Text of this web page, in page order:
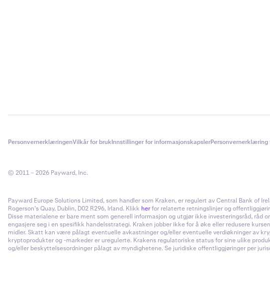
PersonvernerklæringenVilkår for brukInnstillinger for informasjonskapslerPersonvernerklæring
© 2011 – 2026 Payward, Inc.
Payward Europe Solutions Limited, som handler som Kraken, er regulert av Central Bank of
Rogerson’s Quay, Dublin, D02 R296, Irland. Klikk herfor relaterte retningslinjer og
Disse materialene er bare ment som generell informasjon og utgjør ikke investeringsråd,
engasjere seg i en spesifikk handelsstrategi. Kraken jobber ikke for å øke eller redusere
midler. Skatt kan være pålagt eventuelle avkastninger og/eller eventuelle verdiøkninger av
kryptoprodukter og -markeder er uregulerte. Krakens regulatoriske status for sine ulike
og/eller beskyttelsesordninger pålagt av myndighetene. Se juridiske offentliggjøringer per